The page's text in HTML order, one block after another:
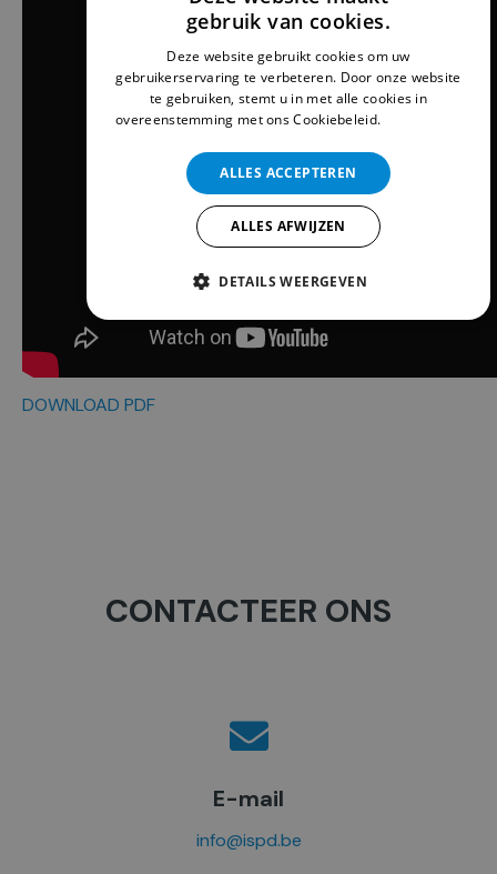
DOWNLOAD PDF
CONTACTEER ONS
E-mail
info@ispd.be
gebruik van cookies.
Deze website gebruikt cookies om uw
gebruikerservaring te verbeteren. Door onze website
te gebruiken, stemt u in met alle cookies in
overeenstemming met ons Cookiebeleid.
ALLES ACCEPTEREN
ALLES AFWIJZEN
DETAILS WEERGEVEN